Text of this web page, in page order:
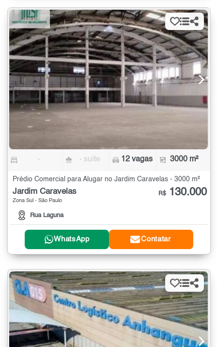
- - suíte 12 vagas 3000 m²
Prédio Comercial para Alugar no Jardim Caravelas - 3000 m²
Jardim Caravelas
Zona Sul - São Paulo
Rua Laguna
R$ 130.000
WhatsApp Contatar